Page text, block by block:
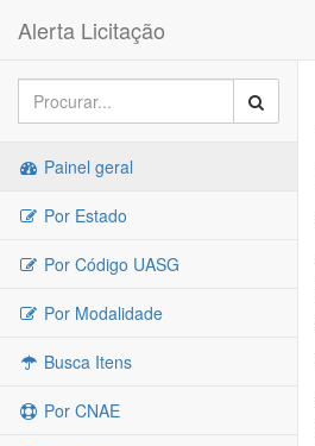
Alerta Licitação
Painel geral
Por Estado
Por Código UASG
Por Modalidade
Busca Itens
Por CNAE